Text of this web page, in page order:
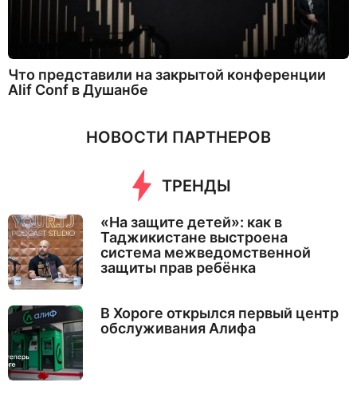
Что представили на закрытой конференции
Alif Conf в Душанбе
НОВОСТИ ПАРТНЕРОВ
ТРЕНДЫ
«На защите детей»: как в
Таджикистане выстроена
система межведомственной
защиты прав ребёнка
В Хороге открылся первый центр
обслуживания Алифа